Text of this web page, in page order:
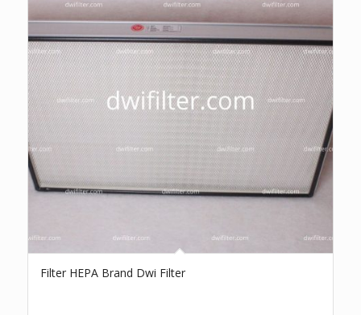
Filter HEPA Brand Dwi Filter